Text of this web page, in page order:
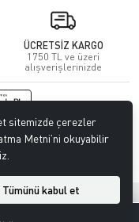
ÜCRETSİZ KARGO
1750 TL ve üzeri
alışverişlerinizde
saklıdır.
ile Hazırlanmıştır.
sitemizde çerezler
Metni’ni okuyabilir
Tümünü kabul et